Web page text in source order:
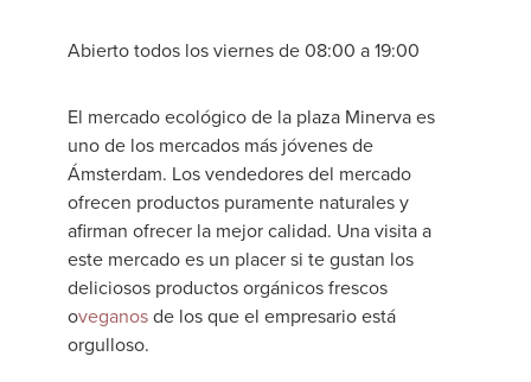
Abierto todos los viernes de 08:00 a 19:00
El mercado ecológico de la plaza Minerva es
uno de los mercados más jóvenes de
Ámsterdam. Los vendedores del mercado
ofrecen productos puramente naturales y
afirman ofrecer la mejor calidad. Una visita a
este mercado es un placer si te gustan los
deliciosos productos orgánicos frescos
oveganosde los que el empresario está
orgulloso.